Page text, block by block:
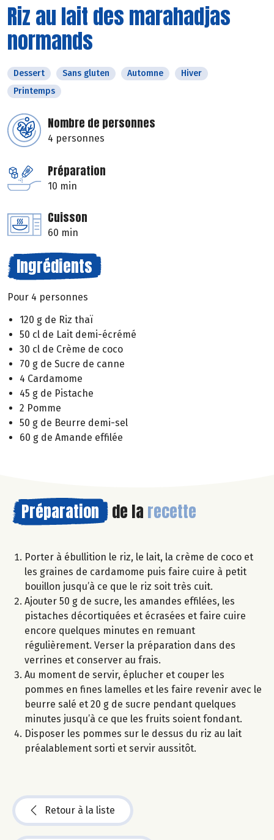
Riz au lait des marahadjas
normands
Dessert Sans gluten Automne
Hiver
Printemps
Nombre de personnes
4 personnes
Préparation
10 min
Cuisson
60 min
Ingrédients
Pour 4 personnes
120 g de Riz thaï
50 cl de Lait demi-écrémé
30 cl de Crème de coco
70 g de Sucre de canne
4 Cardamome
45 g de Pistache
2 Pomme
50 g de Beurre demi-sel
60 g de Amande effilée
Préparation de la recette
Porter à ébullition le riz, le lait, la crème de coco et
les graines de cardamome puis faire cuire à petit
bouillon jusqu’à ce que le riz soit très cuit.
Ajouter 50 g de sucre, les amandes effilées, les
pistaches décortiquées et écrasées et faire cuire
encore quelques minutes en remuant
régulièrement. Verser la préparation dans des
verrines et conserver au frais.
Au moment de servir, éplucher et couper les
pommes en fines lamelles et les faire revenir avec le
beurre salé et 20 g de sucre pendant quelques
minutes jusqu’à ce que les fruits soient fondant.
Disposer les pommes sur le dessus du riz au lait
préalablement sorti et servir aussitôt.
Retour à la liste